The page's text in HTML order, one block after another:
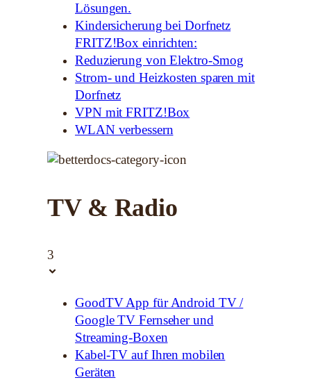
Lösungen.
Kindersicherung bei Dorfnetz
FRITZ!Box einrichten:
Reduzierung von Elektro-Smog
Strom- und Heizkosten sparen mit
Dorfnetz
VPN mit FRITZ!Box
WLAN verbessern
TV & Radio
3
GoodTV App für Android TV /
Google TV Fernseher und
Streaming-Boxen
Kabel-TV auf Ihren mobilen
Geräten